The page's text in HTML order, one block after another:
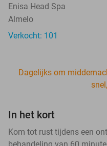
Enisa Head Spa
Almelo
Verkocht: 101
Dagelijks om
In het kort
Kom tot rust tijdens een